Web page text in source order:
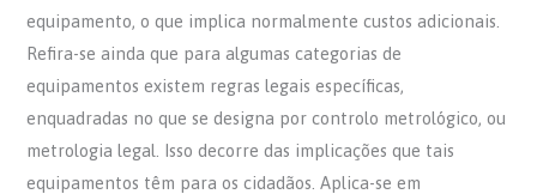
equipamento, o que implica normalmente custos adicionais.
Refira-se ainda que para algumas categorias de
equipamentos existem regras legais específicas,
enquadradas no que se designa por controlo metrológico, ou
metrologia legal. Isso decorre das implicações que tais
equipamentos têm para os cidadãos. Aplica-se em